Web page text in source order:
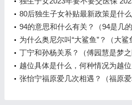
交新农合吗
80后独生子女补贴最新政策是什
政策有吗
94的意思和什么有关？（94是几的
为什么奥尼尔叫“大鲨鱼”？（大
尔是亲兄弟吗？）
丁宁和孙杨关系？（傅园慧是梦之
越位具体是什么，何种情况为越
位？）
张怡宁福原爱几次相遇？（福原爱